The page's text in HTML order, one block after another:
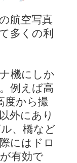
航空写真
多くの利
機にしか
例えば高
度から撮
外にあり
、橋など
にはドロ
有効で